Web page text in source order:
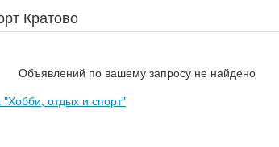
Кратово
Объявлений по вашему запросу не найдено
отдых и спорт"